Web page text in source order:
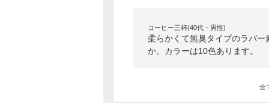
コーヒー三杯(40代・男性)
柔らかくて無臭タイプのラバ
か。カラーは10色あります。
全